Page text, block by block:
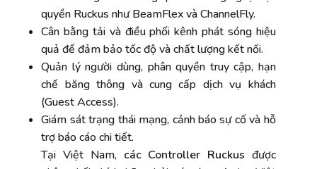
quyền Ruckus như BeamFlex và ChannelFly.
Cân bằng tải và điều phối kênh phát sóng hiệu
quả để đảm bảo tốc độ và chất lượng kết nối.
Quản lý người dùng, phân quyền truy cập, hạn
chế băng thông và cung cấp dịch vụ khách
(Guest Access).
Giám sát trạng thái mạng, cảnh báo sự cố và hỗ
trợ báo cáo chi tiết.
Tại Việt Nam, các Controller Ruckus được